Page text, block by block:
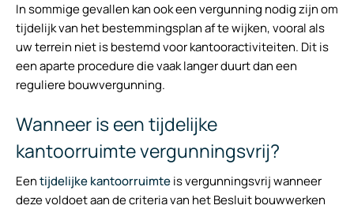
In sommige gevallen kan ook een vergunning nodig zijn om
tijdelijk van het bestemmingsplan af te wijken, vooral als
uw terrein niet is bestemd voor kantooractiviteiten. Dit is
een aparte procedure die vaak langer duurt dan een
reguliere bouwvergunning.
Wanneer is een tijdelijke
kantoorruimte vergunningsvrij?
Eentijdelijke kantoorruimteis vergunningsvrij wanneer
deze voldoet aan de criteria van het Besluit bouwwerken